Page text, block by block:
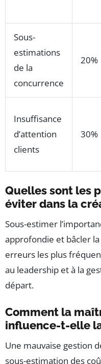
Sous-
estimations
de la
concurrence
20%
Insuffisance
d’attention
clients
30%
Quelles sont les
éviter dans la
Sous-estimer
approfondie et bâcler
erreurs les plus
au leadership et à la
départ.
Comment la
influence-t-elle
Une mauvaise gestion
sous-estimation des